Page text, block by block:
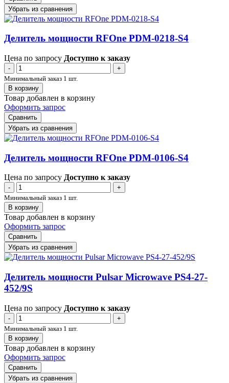
Убрать из сравнения
Делитель мощности RFOne PDM-0218-S4
Цена по запросу Доступно к заказу
-
+
Минимальный заказ 1 шт.
В корзину
Товар добавлен в корзину
Оформить запрос
Сравнить
Убрать из сравнения
Делитель мощности RFOne PDM-0106-S4
Цена по запросу Доступно к заказу
-
+
Минимальный заказ 1 шт.
В корзину
Товар добавлен в корзину
Оформить запрос
Сравнить
Убрать из сравнения
Делитель мощности Pulsar Microwave PS4-27-
452/9S
Цена по запросу Доступно к заказу
-
+
Минимальный заказ 1 шт.
В корзину
Товар добавлен в корзину
Оформить запрос
Сравнить
Убрать из сравнения